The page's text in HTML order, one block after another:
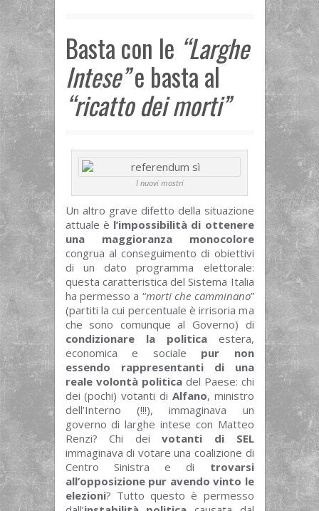
Basta con le “Larghe
Intese”e basta al
“ricatto dei morti”
I nuovi mostri
Un altro grave difetto della situazione
attuale è l’impossibilità di ottenere
una maggioranza monocolore
congrua al conseguimento di obiettivi
di un dato programma elettorale:
questa caratteristica del Sistema Italia
ha permesso a “morti che camminano”
(partiti la cui percentuale è irrisoria ma
che sono comunque al Governo) di
condizionare la politicaestera,
economica e sociale pur non
essendo rappresentanti di una
reale volontà politicadel Paese: chi
dei (pochi) votanti di Alfano, ministro
dell’Interno (!!!), immaginava un
governo di larghe intese con Matteo
Renzi? Chi deivotanti di SEL
immaginava di votare una coalizione di
Centro Sinistra e di trovarsi
all’opposizione pur avendo vinto le
elezioni? Tutto questo è permesso